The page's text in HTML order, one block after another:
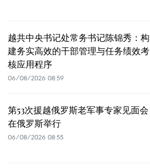
越共中央书记处常务书记陈锦秀：构
建务实高效的干部管理与任务绩效考
核应用程序
06/08/2026 08:59
第53次援越俄罗斯老军事专家见面会
在俄罗斯举行
06/08/2026 08:55